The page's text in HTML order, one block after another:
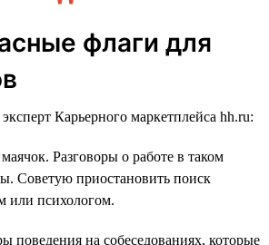
флаги для
Карьерного маркетплейса hh.ru:
Разговоры о работе в таком
Советую приостановить поиск
или психологом.
поведения на собеседованиях, которые